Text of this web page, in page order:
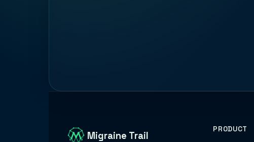
Migraine Trail
PRODUCT